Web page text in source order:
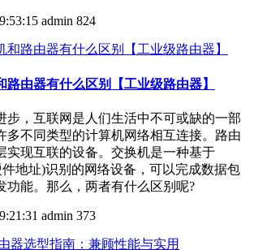
admin 824
路由器有什么区别【工业级路由器】
步，互联网是人们生活中不可或缺的一部
多不同类型的计算机网络相互连接。路由
实现互联的设备。交换机是一种基于
地址)识别的网络设备，可以完成数据包
功能。那么，两者有什么区别呢?
admin 373